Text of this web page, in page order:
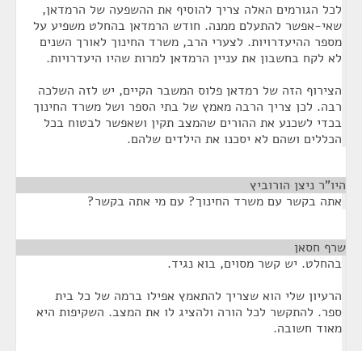
לכל הגורמים האלה צריך להוסיף את ההשפעה של הרמדאן,
שאי-אפשר להתעלם ממנה. חודש הרמדאן בהחלט משפיע על
מספר ההיעדרויות. לצערי הרב, משרד החינוך לאורך השנים
לא לקח בחשבון את עניין הרמדאן למרות שהיו היעדרויות.
הצירוף הזה של רמדאן פלוס המשבר הקיים, יש לזה השלכה
רבה. לכן צריך הרבה מאמץ של בתי הספר ושל משרד החינוך
בכדי לשכנע את ההורים שהמצב תקין ושאפשר לבטוח בכל
הכללים ושהם לא יסכנו את הילדים שלהם.
היו"ר ניצן הורוביץ
אתה בקשר עם משרד החינוך? עם מי אתה בקשר?
שרף חסאן
בהחלט. יש קשר מסוים, בוא נגיד.
הרעיון שלי הוא שצריך להתאמץ אפילו ברמה של כל בית
ספר. להתקשר לכל הורה ולהציג לו את המצב. השקיפות היא
מאוד חשובה.